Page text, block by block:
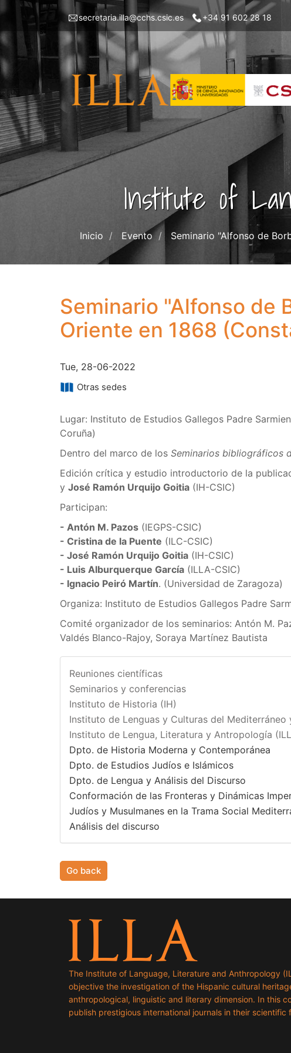
main
content
Menu
left
ILLA
secretaria.illa@cchs.csic.es +34 91 602 28 18
Institute of
Inicio Evento Seminario "Alfonso de
Seminario "Alfonso de
Oriente en 1868
Tue, 28-06-2022
Otras sedes
Lugar: Instituto de Estudios Gallegos Padre
Coruña)
Dentro del marco de los Seminarios bibliográficos
Edición crítica y estudio introductorio de la
y José Ramón Urquijo Goitia (IH-CSIC)
Participan:
- Antón M. Pazos (IEGPS-CSIC)
- Cristina de la Puente (ILC-CSIC)
- José Ramón Urquijo Goitia (IH-CSIC)
- Luis Alburquerque García (ILLA-CSIC)
- Ignacio Peiró Martín. (Universidad de Zaragoza)
Organiza: Instituto de Estudios Gallegos Padre
Comité organizador de los seminarios: Antón M.
Valdés Blanco-Rajoy, Soraya Martínez Bautista
Reuniones científicas
Seminarios y conferencias
Instituto de Historia (IH)
Instituto de Lenguas y Culturas del Mediterráneo
Instituto de Lengua, Literatura y Antropología
Dpto. de Historia Moderna y Contemporánea
Dpto. de Estudios Judíos e Islámicos
Dpto. de Lengua y Análisis del Discurso
Conformación de las Fronteras y Dinámicas
Judíos y Musulmanes en la Trama Social
Análisis del discurso
Go back
The Institute of Language, Literature and Anthropology
objective the investigation of the Hispanic cultural
anthropological, linguistic and literary dimension. In this
publish prestigious international journals in their scientific